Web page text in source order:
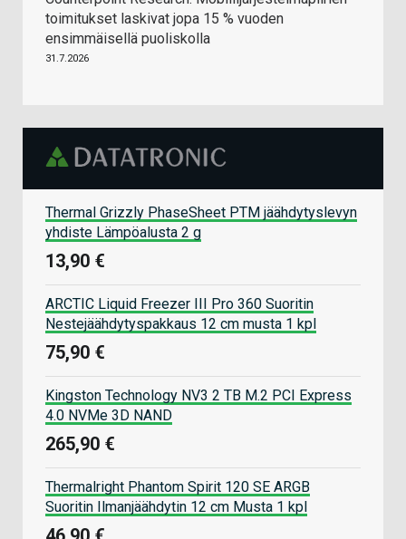
toimitukset laskivat jopa 15 % vuoden
ensimmäisellä puoliskolla
31.7.2026
Thermal Grizzly PhaseSheet PTM jäähdytyslevyn
yhdiste Lämpöalusta 2 g
13,90 €
ARCTIC Liquid Freezer III Pro 360 Suoritin
Nestejäähdytyspakkaus 12 cm musta 1 kpl
75,90 €
Kingston Technology NV3 2 TB M.2 PCI Express
4.0 NVMe 3D NAND
265,90 €
Thermalright Phantom Spirit 120 SE ARGB
Suoritin Ilmanjäähdytin 12 cm Musta 1 kpl